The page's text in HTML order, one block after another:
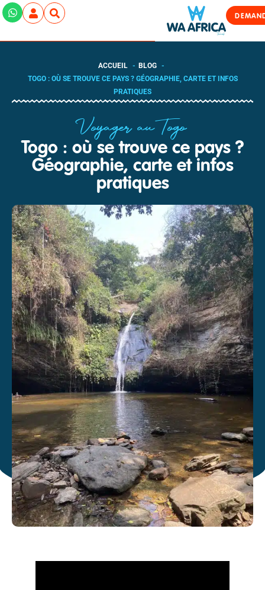
ACCUEIL
BLOG
TOGO : OÙ SE TROUVE CE PAYS ? GÉOGRAPHIE, CARTE ET INFOS
PRATIQUES
Voyager au Togo
Togo : où se trouve ce pays ?
Géographie, carte et infos
pratiques